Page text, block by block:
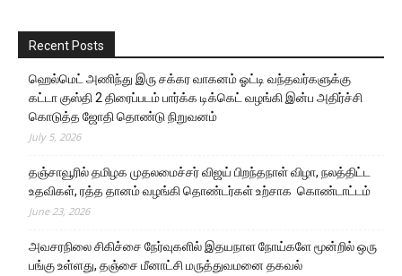
Recent Posts
ஹெல்மெட் அணிந்து இரு சக்கர வாகனம் ஓட்டி வந்தவர்களுக்கு
கட்டா குஸ்தி 2 திரைப்படம் பார்க்க டிக்கெட் வழங்கி இன்ப அதிர்ச்சி
கொடுத்த ஜோதி தொண்டு நிறுவனம்
July 5, 2026
தஞ்சாவூரில் தமிழக முதலமைச்சர் விஜய் பிறந்தநாள் விழா, நலத்திட்ட
உதவிகள், ரத்த தானம் வழங்கி தொண்டர்கள் உற்சாக கொண்டாட்டம்
June 23, 2026
அவசரநிலை சிகிச்சை நேர்வுகளில் இதயநாள நோய்களே மூன்றில் ஒரு
பங்கு உள்ளது, தஞ்சை மீனாட்சி மருத்துவமனை தகவல்